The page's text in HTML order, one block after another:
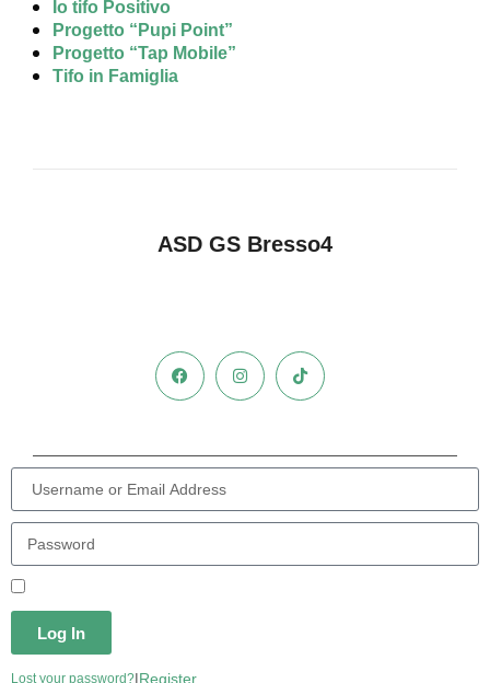
Io tifo Positivo
Progetto “Pupi Point”
Progetto “Tap Mobile”
Tifo in Famiglia
ASD GS Bresso4
Log In
Lost your password?|Register